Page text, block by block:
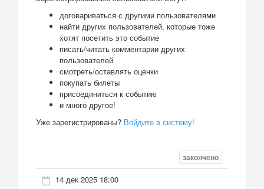
договариваться с другими пользователями
найти других пользователей, которые тоже
хотят посетить это событие
писать/читать комментарии других
пользователей
смотреть/оставлять оценки
покупать билеты
присоединиться к событию
и много другое!
Уже зарегистрированы? Войдите в систему!
закончено
14 дек 2025 18:00